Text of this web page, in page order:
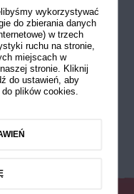
wykorzystywać
do zbierania danych
w trzech
ruchu na stronie,
miejscach w
stronie. Kliknij
do ustawień, aby
plików cookies.